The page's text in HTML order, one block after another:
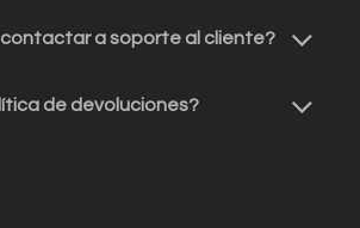
contactar a soporte al cliente?
de devoluciones?